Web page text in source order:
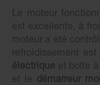
Le moteur
est excellente, à
moteur a été
refroidissement
électrique et boîte à
et le démarreur